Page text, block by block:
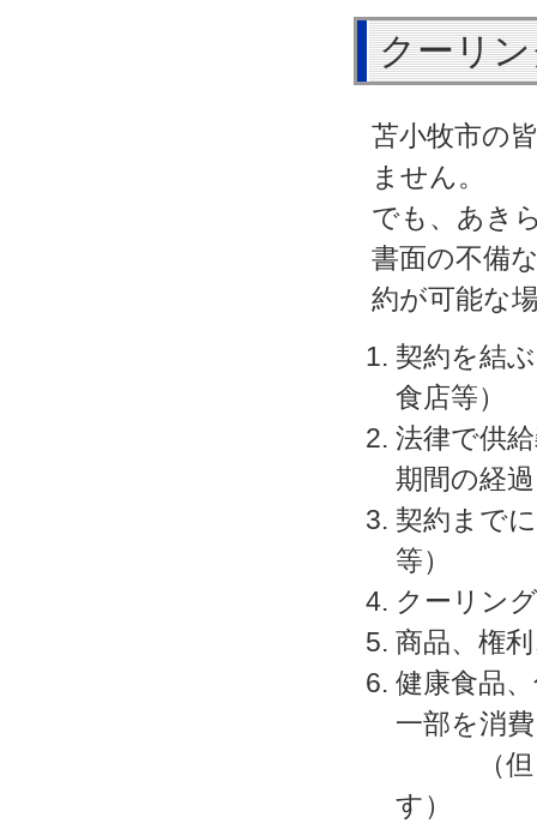
クーリ
苫小牧市の
ません。
でも、あき
書面の不備
約が可能な
契約を結
食店等）
法律で供
期間の経
契約まで
等）
クーリン
商品、権
健康食品
一部を消
（但し
す）